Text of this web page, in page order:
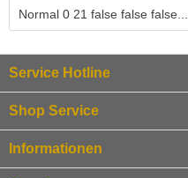
Normal 0 21 false false false...
Service Hotline
Shop Service
Informationen